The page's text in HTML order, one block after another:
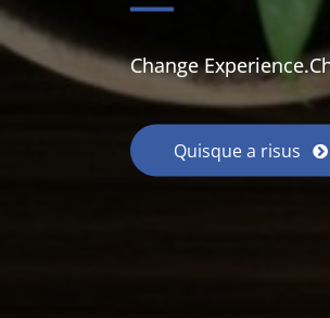
Change
Quisque a risus